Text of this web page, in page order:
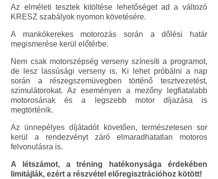
Az elméleti tesztek kitöltése lehetőséget ad a változó
KRESZ szabályok nyomon követésére.
A mankókerekes motorozás során a dőlési határ
megismerése kerül előtérbe.
Nem csak motorszépség verseny színesíti a programot,
de lesz lassúsági verseny is. Ki lehet próbálni a nap
során a részegszemüvegben történő tesztvezetést,
szimulátorokat. Az eseményen a mezőny legfiatalabb
motorosának és a legszebb motor díjazása is
megtörténik.
Az ünnepélyes díjátadót követően, természetesen sor
kerül a rendezvényt záró elmaradhatatlan motoros
felvonulásra is.
A létszámot, a tréning hatékonysága érdekében
limitájlák, ezért a részvétel előregisztrációhoz kötött!